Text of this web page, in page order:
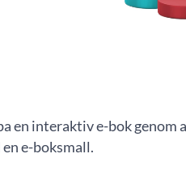
en interaktiv e-bok genom
en e-boksmall.